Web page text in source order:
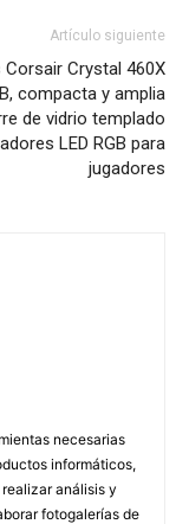
Artículo siguiente
Corsair Crystal 460X
compacta y amplia
de vidrio templado
LED RGB para
jugadores
necesarias
informáticos,
análisis y
fotogalerías de